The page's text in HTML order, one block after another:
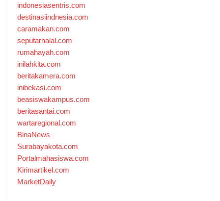
indonesiasentris.com
destinasiindnesia.com
caramakan.com
seputarhalal.com
rumahayah.com
inilahkita.com
beritakamera.com
inibekasi.com
beasiswakampus.com
beritasantai.com
wartaregional.com
BinaNews
Surabayakota.com
Portalmahasiswa.com
Kirimartikel.com
MarketDaily